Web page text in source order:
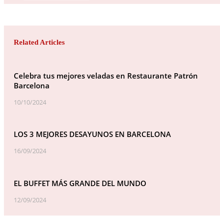
Related Articles
Celebra tus mejores veladas en Restaurante Patrón
Barcelona
10/10/2024
LOS 3 MEJORES DESAYUNOS EN BARCELONA
16/09/2024
EL BUFFET MÁS GRANDE DEL MUNDO
12/09/2024